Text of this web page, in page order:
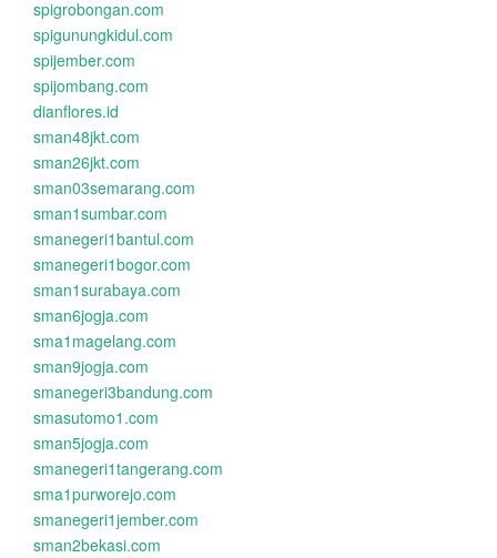
spigrobongan.com
spigunungkidul.com
spijember.com
spijombang.com
dianflores.id
sman48jkt.com
sman26jkt.com
sman03semarang.com
sman1sumbar.com
smanegeri1bantul.com
smanegeri1bogor.com
sman1surabaya.com
sman6jogja.com
sma1magelang.com
sman9jogja.com
smanegeri3bandung.com
smasutomo1.com
sman5jogja.com
smanegeri1tangerang.com
sma1purworejo.com
smanegeri1jember.com
sman2bekasi.com